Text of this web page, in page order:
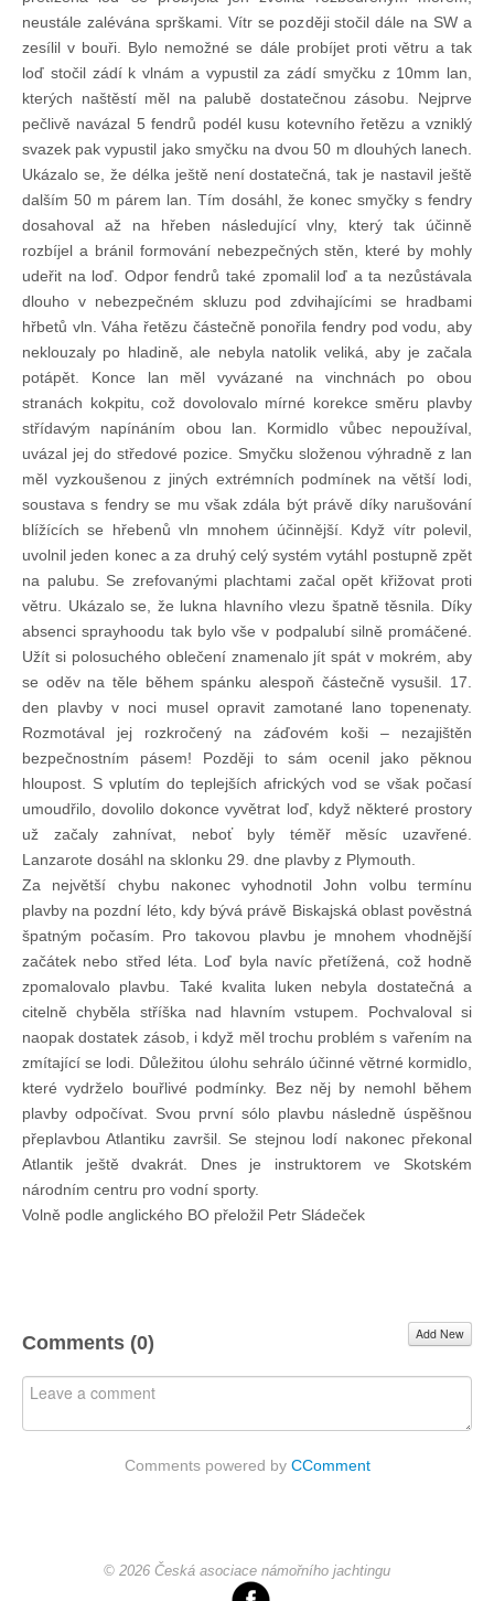
neustále zalévána sprškami. Vítr se později stočil dále na SW a
zesílil v bouři. Bylo nemožné se dále probíjet proti větru a tak
loď stočil zádí k vlnám a vypustil za zádí smyčku z 10mm lan,
kterých naštěstí měl na palubě dostatečnou zásobu. Nejprve
pečlivě navázal 5 fendrů podél kusu kotevního řetězu a vzniklý
svazek pak vypustil jako smyčku na dvou 50 m dlouhých lanech.
Ukázalo se, že délka ještě není dostatečná, tak je nastavil ještě
dalším 50 m párem lan. Tím dosáhl, že konec smyčky s fendry
dosahoval až na hřeben následující vlny, který tak účinně
rozbíjel a bránil formování nebezpečných stěn, které by mohly
udeřit na loď. Odpor fendrů také zpomalil loď a ta nezůstávala
dlouho v nebezpečném skluzu pod zdvihajícími se hradbami
hřbetů vln. Váha řetězu částečně ponořila fendry pod vodu, aby
neklouzaly po hladině, ale nebyla natolik veliká, aby je začala
potápět. Konce lan měl vyvázané na vinchnách po obou
stranách kokpitu, což dovolovalo mírné korekce směru plavby
střídavým napínáním obou lan. Kormidlo vůbec nepoužíval,
uvázal jej do středové pozice. Smyčku složenou výhradně z lan
měl vyzkoušenou z jiných extrémních podmínek na větší lodi,
soustava s fendry se mu však zdála být právě díky narušování
blížících se hřebenů vln mnohem účinnější. Když vítr polevil,
uvolnil jeden konec a za druhý celý systém vytáhl postupně zpět
na palubu. Se zrefovanými plachtami začal opět křižovat proti
větru. Ukázalo se, že lukna hlavního vlezu špatně těsnila. Díky
absenci sprayhoodu tak bylo vše v podpalubí silně promáčené.
Užít si polosuchého oblečení znamenalo jít spát v mokrém, aby
se oděv na těle během spánku alespoň částečně vysušil. 17.
den plavby v noci musel opravit zamotané lano topenenaty.
Rozmotával jej rozkročený na záďovém koši – nezajištěn
bezpečnostním pásem! Později to sám ocenil jako pěknou
hloupost. S vplutím do teplejších afrických vod se však počasí
umoudřilo, dovolilo dokonce vyvětrat loď, když některé prostory
už začaly zahnívat, neboť byly téměř měsíc uzavřené.
Lanzarote dosáhl na sklonku 29. dne plavby z Plymouth.
Za největší chybu nakonec vyhodnotil John volbu termínu
plavby na pozdní léto, kdy bývá právě Biskajská oblast pověstná
špatným počasím. Pro takovou plavbu je mnohem vhodnější
začátek nebo střed léta. Loď byla navíc přetížená, což hodně
zpomalovalo plavbu. Také kvalita luken nebyla dostatečná a
citelně chyběla stříška nad hlavním vstupem. Pochvaloval si
naopak dostatek zásob, i když měl trochu problém s vařením na
zmítající se lodi. Důležitou úlohu sehrálo účinné větrné kormidlo,
které vydrželo bouřlivé podmínky. Bez něj by nemohl během
plavby odpočívat. Svou první sólo plavbu následně úspěšnou
přeplavbou Atlantiku završil. Se stejnou lodí nakonec překonal
Atlantik ještě dvakrát. Dnes je instruktorem ve Skotském
národním centru pro vodní sporty.
Volně podle anglického BO přeložil Petr Sládeček
Comments (0) Add New
Comments powered by CComment
© 2026 Česká asociace námořního jachtingu